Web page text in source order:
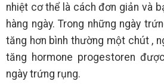
nhiệt cơ thể là cách đơn giản và
hàng ngày. Trong những ngày
tăng hơn bình thường một chút ,
tăng hormone progestoren
ngày trứng rụng.